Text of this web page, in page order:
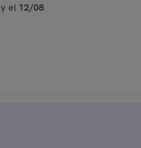
y el 12/08